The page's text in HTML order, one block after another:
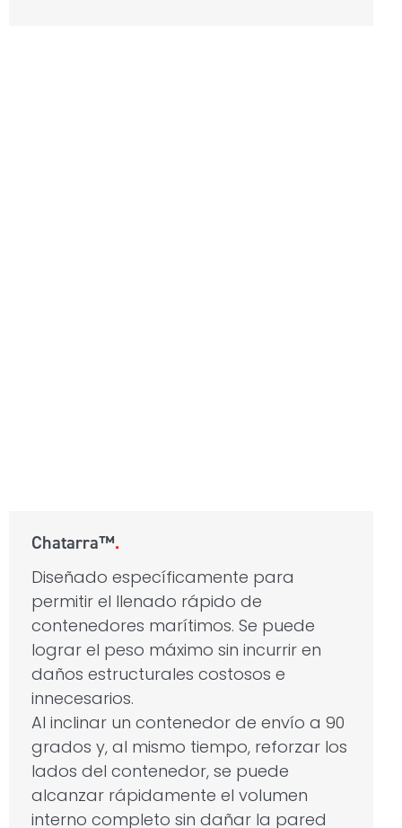
Chatarra™
Diseñado específicamente para
permitir el llenado rápido de
contenedores marítimos. Se puede
lograr el peso máximo sin incurrir en
daños estructurales costosos e
innecesarios.
Al inclinar un contenedor de envío a 90
grados y, al mismo tiempo, reforzar los
lados del contenedor, se puede
alcanzar rápidamente el volumen
interno completo sin dañar la pared